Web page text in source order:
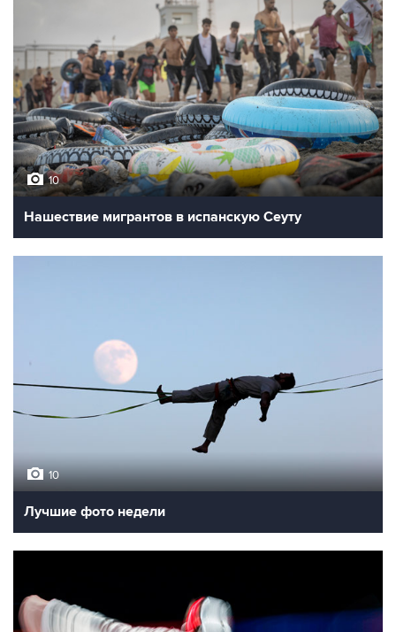
10
Нашествие мигрантов в испанскую Сеуту
10
Лучшие фото недели